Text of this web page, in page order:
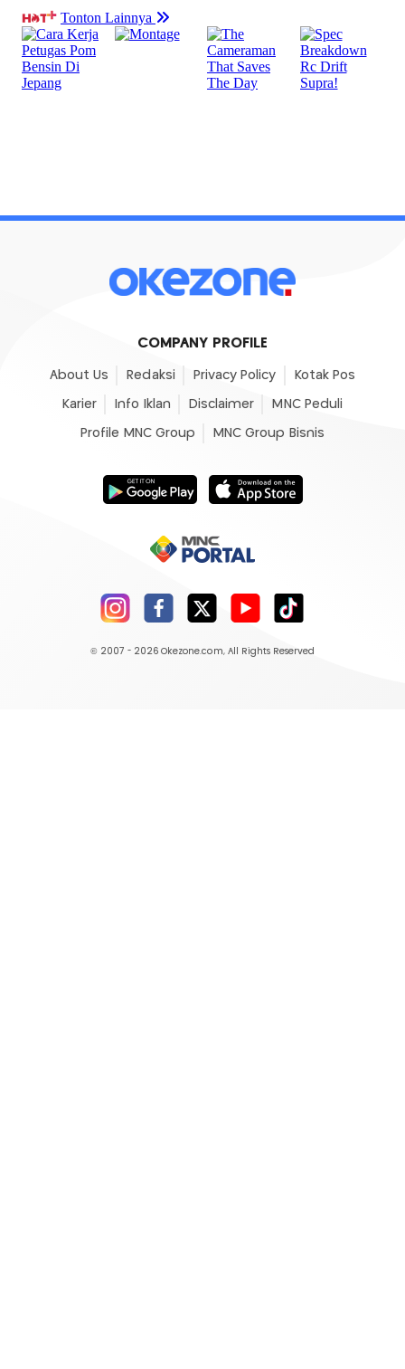
COMPANY PROFILE
About Us Redaksi Privacy Policy Kotak Pos
Karier Info Iklan Disclaimer MNC Peduli
Profile MNC Group MNC Group Bisnis
© 2007 - 2026 Okezone.com, All Rights Reserved